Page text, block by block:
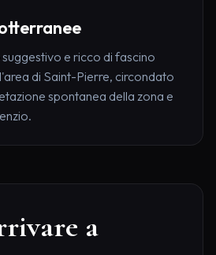
e ricco di fascino
di Saint-Pierre, circondato
spontanea della zona e
a